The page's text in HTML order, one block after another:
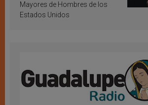
Mayores de Hombres de los
Estados Unidos